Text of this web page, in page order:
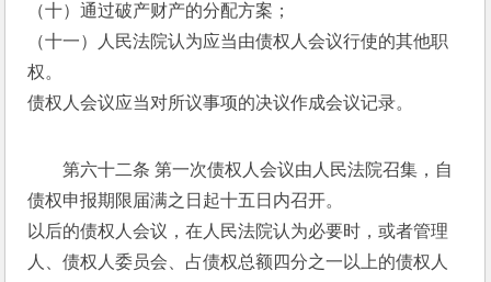
（十）通过破产财产的分配方案；
（十一）人民法院认为应当由债权人会议行使的其他职
权。
债权人会议应当对所议事项的决议作成会议记录。
第六十二条 第一次债权人会议由人民法院召集，自
债权申报期限届满之日起十五日内召开。
以后的债权人会议，在人民法院认为必要时，或者管理
人、债权人委员会、占债权总额四分之一以上的债权人